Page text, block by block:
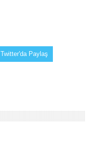
Twitter'da Paylaş